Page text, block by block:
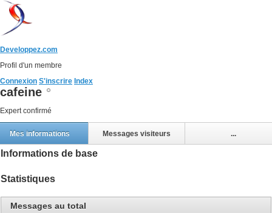
Developpez.com
Profil d'un membre
Connexion S'inscrire Index
cafeine
Expert confirmé
Mes informations Messages visiteurs ...
Informations de base
Statistiques
Messages au total